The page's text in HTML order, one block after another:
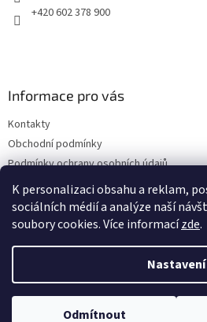
K personalizaci obsahu a reklam,
sociálních médií a analýze naší
soubory cookies. Více informacízde.
Nastavení
Odmítnout
+420 602 378 900
Informace pro vás
Kontakty
Obchodní podmínky
Podmínky ochrany osobních údajů
Dodací a platební podmínky
Copyright 2026drogerie-vanura.cz.
Upravit nastavení